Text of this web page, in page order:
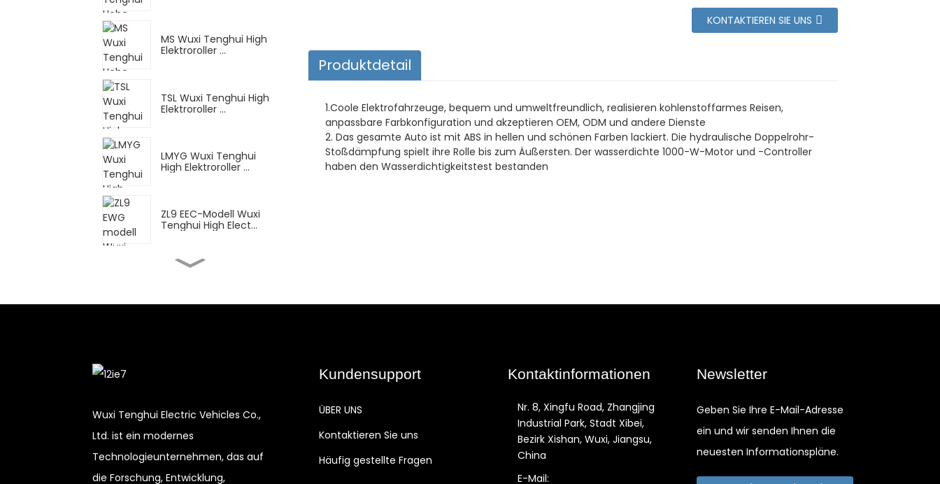
MS Wuxi Tenghui High
Elektroroller ...
TSL Wuxi Tenghui High
Elektroroller ...
LMYG Wuxi Tenghui
High Elektroroller ...
ZL9 EEC-Modell Wuxi
Tenghui High Elect...
FY Wuxi Tenghui
Hochelektromotorrad...
KONTAKTIEREN SIE UNS
Produktdetail
1.Coole Elektrofahrzeuge, bequem und umweltfreundlich, realisieren kohlenstoffarmes Reisen,
anpassbare Farbkonfiguration und akzeptieren OEM, ODM und andere Dienste
2. Das gesamte Auto ist mit ABS in hellen und schönen Farben lackiert. Die hydraulische Doppelrohr-
Stoßdämpfung spielt ihre Rolle bis zum Äußersten. Der wasserdichte 1000-W-Motor und -Controller
haben den Wasserdichtigkeitstest bestanden
Wuxi Tenghui Electric Vehicles Co.,
Ltd. ist ein modernes
Technologieunternehmen, das auf
die Forschung, Entwicklung,
Kundensupport
ÜBER UNS
Kontaktieren Sie uns
Häufig gestellte Fragen
Kontaktinformationen
Nr. 8, Xingfu Road, Zhangjing
Industrial Park, Stadt Xibei,
Bezirk Xishan, Wuxi, Jiangsu,
China
E-Mail:
Newsletter
Geben Sie Ihre E-Mail-Adresse
ein und wir senden Ihnen die
neuesten Informationspläne.